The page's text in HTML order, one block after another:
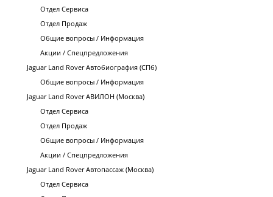
Отдел Сервиса
Отдел Продаж
Общие вопросы / Информация
Акции / Спецпредложения
Jaguar Land Rover Автобиография (СПб)
Общие вопросы / Информация
Jaguar Land Rover АВИЛОН (Москва)
Отдел Сервиса
Отдел Продаж
Общие вопросы / Информация
Акции / Спецпредложения
Jaguar Land Rover Автопассаж (Москва)
Отдел Сервиса